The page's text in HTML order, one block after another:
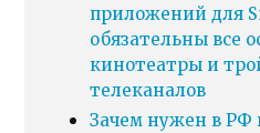
приложений для
обязательны все
кинотеатры и
телеканалов
Зачем нужен в РФ